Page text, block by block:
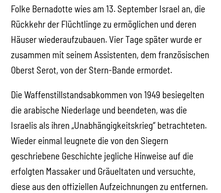
Folke Bernadotte wies am 13. September Israel an, die
Rückkehr der Flüchtlinge zu ermöglichen und deren
Häuser wiederaufzubauen. Vier Tage später wurde er
zusammen mit seinem Assistenten, dem französischen
Oberst Serot, von der Stern-Bande ermordet.
Die Waffenstillstandsabkommen von 1949 besiegelten
die arabische Niederlage und beendeten, was die
Israelis als ihren „Unabhängigkeitskrieg“ betrachteten.
Wieder einmal leugnete die von den Siegern
geschriebene Geschichte jegliche Hinweise auf die
erfolgten Massaker und Gräueltaten und versuchte,
diese aus den offiziellen Aufzeichnungen zu entfernen.